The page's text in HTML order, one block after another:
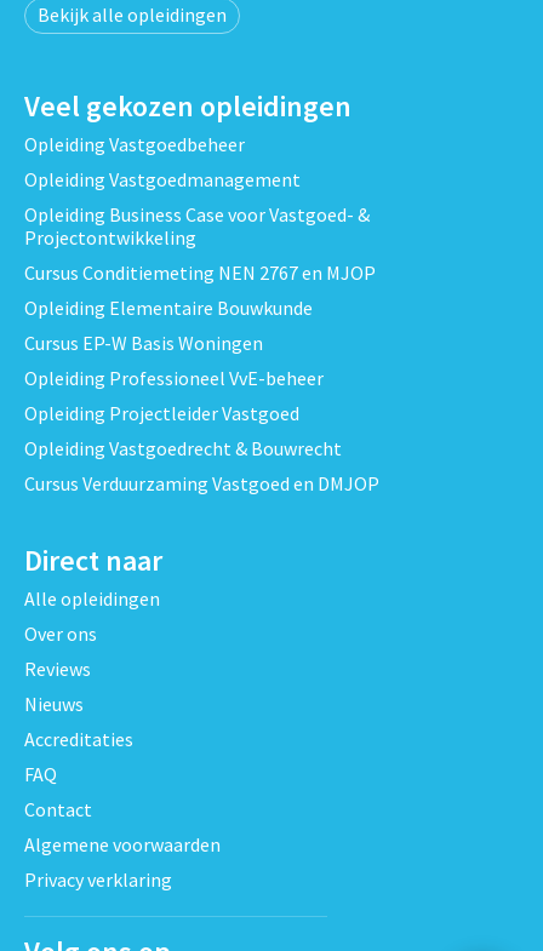
Bekijk alle opleidingen
Veel gekozen opleidingen
Opleiding Vastgoedbeheer
Opleiding Vastgoedmanagement
Opleiding Business Case voor Vastgoed- &
Projectontwikkeling
Cursus Conditiemeting NEN 2767 en MJOP
Opleiding Elementaire Bouwkunde
Cursus EP-W Basis Woningen
Opleiding Professioneel VvE-beheer
Opleiding Projectleider Vastgoed
Opleiding Vastgoedrecht & Bouwrecht
Cursus Verduurzaming Vastgoed en DMJOP
Direct naar
Alle opleidingen
Over ons
Reviews
Nieuws
Accreditaties
FAQ
Contact
Algemene voorwaarden
Privacy verklaring